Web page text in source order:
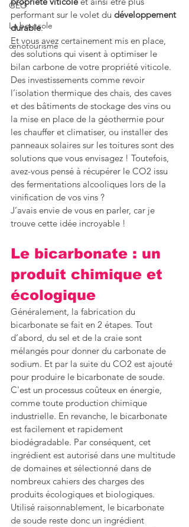
GEO
La boussole
œnotourisme
performant sur le volet du développement
durable.
Et vous avez certainement mis en place,
des solutions qui visent à optimiser le
bilan carbone de votre propriété viticole.
Des investissements comme revoir
l’isolation thermique des chais, des caves
et des bâtiments de stockage des vins ou
la mise en place de la géothermie pour
les chauffer et climatiser, ou installer des
panneaux solaires sur les toitures sont des
solutions que vous envisagez ! Toutefois,
avez-vous pensé à récupérer le CO2 issu
des fermentations alcooliques lors de la
vinification de vos vins ?
J’avais envie de vous en parler, car je
trouve cette idée incroyable !
Le bicarbonate : un
produit chimique et
écologique
Généralement, la fabrication du
bicarbonate se fait en 2 étapes. Tout
d’abord, du sel et de la craie sont
mélangés pour donner du carbonate de
sodium. Et par la suite du CO2 est ajouté
pour produire le bicarbonate de soude.
C'est un processus coûteux en énergie,
comme toute production chimique
industrielle. En revanche, le bicarbonate
est facilement et rapidement
biodégradable. Par conséquent, cet
ingrédient est autorisé dans une multitude
de domaines et sélectionné dans de
nombreux cahiers des charges des
produits écologiques et biologiques.
Utilisé raisonnablement, le bicarbonate
de soude reste donc un ingrédient